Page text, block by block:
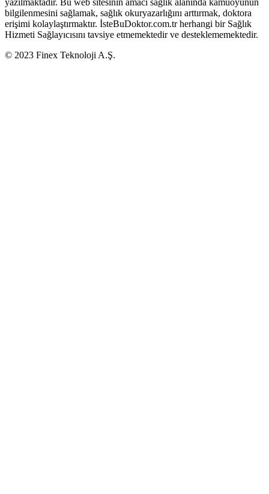
yazılmaktadır. Bu web sitesinin amacı sağlık alanında kamuoyunun
bilgilenmesini sağlamak, sağlık okuryazarlığını arttırmak, doktora
erişimi kolaylaştırmaktır. İsteBuDoktor.com.tr herhangi bir Sağlık
Hizmeti Sağlayıcısını tavsiye etmemektedir ve desteklememektedir.
© 2023 Finex Teknoloji A.Ş.